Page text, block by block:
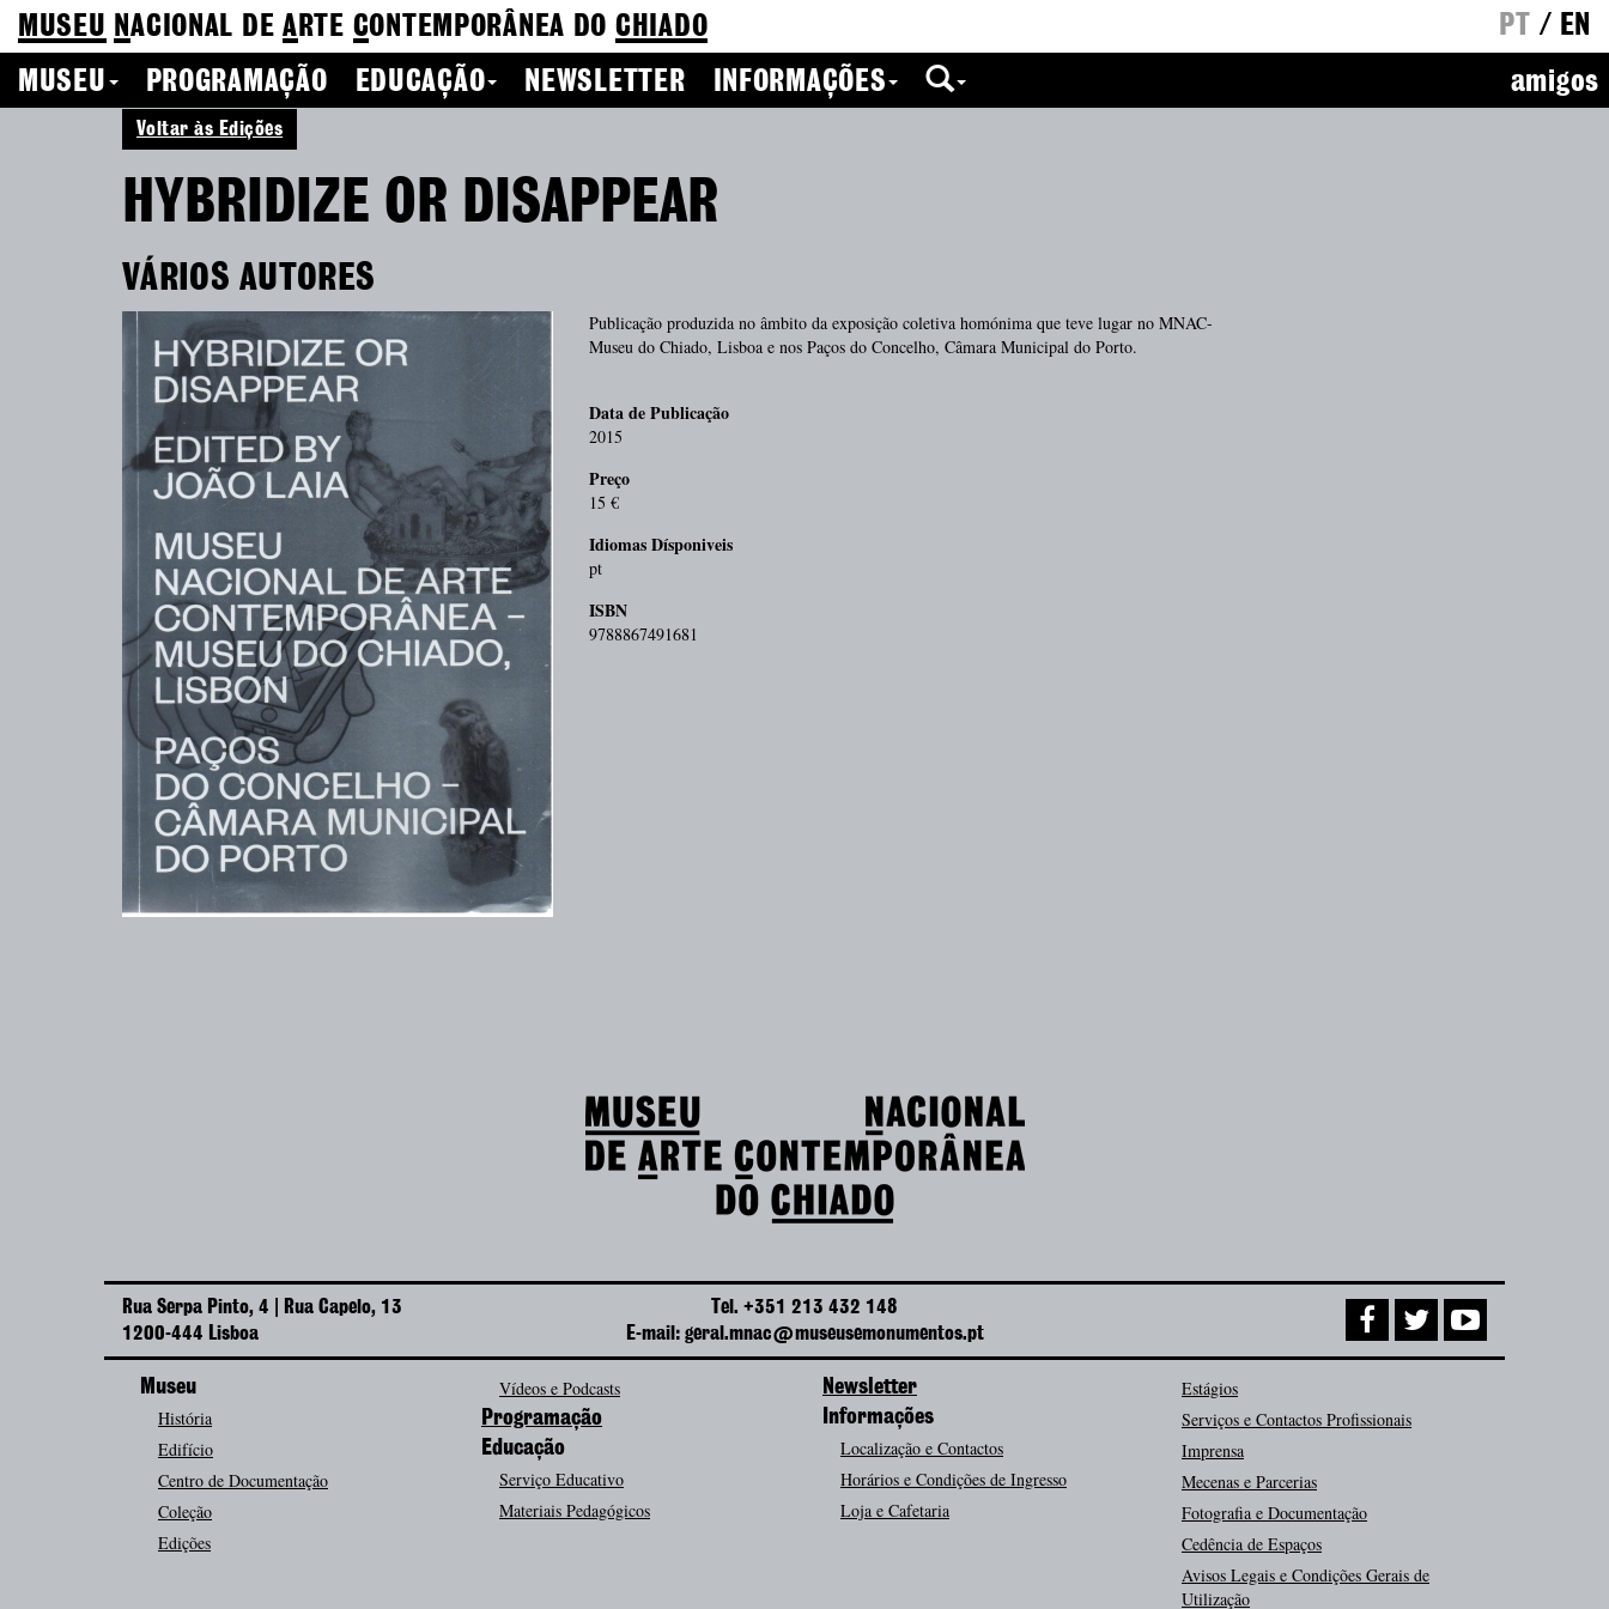
MUSEU NACIONAL DEA RTE CONTEMPORÂNEA DO CHIADO PT / EN
MUSEU
PROGRAMAÇÃO EDUCAÇÃO NEWSLETTER INFORMAÇÕES amigos
Voltar às Edições
HYBRIDIZE OR DISAPPEAR
VÁRIOS AUTORES
Publicação produzida no âmbito da exposição coletiva homónima que teve lugar no MNAC-
Museu do Chiado, Lisboa e nos Paços do Concelho, Câmara Municipal do Porto.
Data de Publicação
2015
Preço
15 €
Idiomas Dísponiveis
pt
ISBN
9788867491681
Rua Serpa Pinto, 4 | Rua Capelo, 13
1200-444 Lisboa
Tel. +351 213 432 148
E-mail: geral.mnac@museusemonumentos.pt
Museu
História
Edifício
Centro de Documentação
Coleção
Edições
Vídeos e Podcasts
Programação
Educação
Serviço Educativo
Materiais Pedagógicos
Newsletter
Informações
Localização e Contactos
Horários e Condições de Ingresso
Loja e Cafetaria
Estágios
Serviços e Contactos Profissionais
Imprensa
Mecenas e Parcerias
Fotografia e Documentação
Cedência de Espaços
Avisos Legais e Condições Gerais de
Utilização